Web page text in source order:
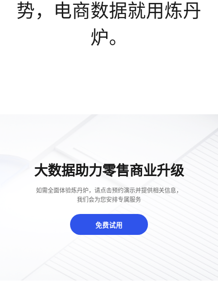
势，电商数据就用炼丹
炉。
大数据助力零售商业升级
如需全面体验炼丹炉，请点击预约演示并提供相关信息，
我们会为您安排专属服务
免费试用